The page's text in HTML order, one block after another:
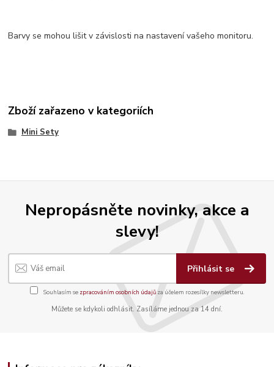
Barvy se mohou lišit v závislosti na nastavení vašeho monitoru.
Zboží zařazeno v kategoriích
Mini Sety
Nepropásněte novinky, akce a
slevy!
Přihlásit se
Souhlasím se zpracováním osobních údajůza účelem rozesílky newsletteru.
Můžete se kdykoli odhlásit. Zasíláme jednou za 14 dní.